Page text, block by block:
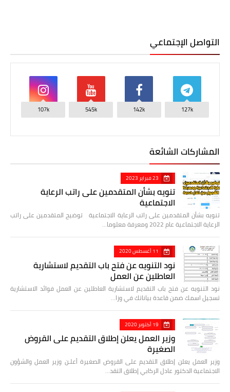
التواصل الإجتماعي
127k
142k
545k
107k
المشاركات الشائعة
23 فبراير 2023
تنويه بشأن المتقدمين على راتب الرعاية
الاجتماعية
تنويه بشأن المتقدمين على راتب الرعاية الاجتماعية توضيح المتقدمين على راتب
الرعاية الاجتماعية عام 2022 ومعرفة معلوما…
11 أغسطس 2020
نود التنويه عن فتح باب التقديم لاستشارية
العاطلين عن العمل
نود التنويه عن فتح باب التقديم لاستشارية العاطلين عن العمل فوائد الاستشارية
تسجيل اسمك ضمن قاعدة بياناتك في وزا…
19 أكتوبر 2020
وزير العمل يعلن إطلاق التقديم على القروض
الصغيرة
وزير العمل يعلن إطلاق التقديم على القروض الصغيرة أعلـن وزير العمل والشؤون
الاجتماعية الدكتور عادل الركابي إطلاق التقد…